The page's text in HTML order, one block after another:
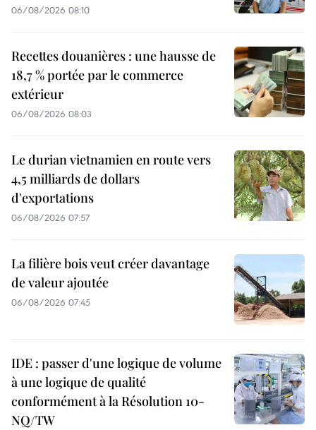
06/08/2026 08:10
Recettes douanières : une hausse de
18,7 % portée par le commerce
extérieur
06/08/2026 08:03
Le durian vietnamien en route vers
4,5 milliards de dollars
d'exportations
06/08/2026 07:57
La filière bois veut créer davantage
de valeur ajoutée
06/08/2026 07:45
IDE : passer d'une logique de volume
à une logique de qualité
conformément à la Résolution 10-
NQ/TW